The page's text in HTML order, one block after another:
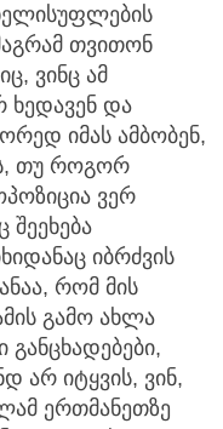
თვითონ
ვინც ამ
ხედავენ და
იმას ამბობენ,
თუ როგორ
ვერ
შეეხება
იბრძვის
რომ მის
გამო ახლა
განცხადებები,
არ იტყვის, ვინ,
ერთმანეთზე